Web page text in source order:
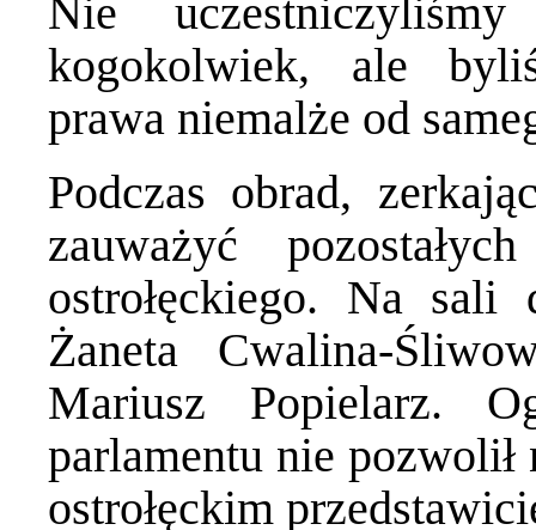
Nie
kogokolwiek, ale
prawa niemalże od
Podczas obrad,
zauważyć
ostrołęckiego. Na sali
Żaneta Cwalina-
Mariusz Popielarz.
parlamentu nie
ostrołęckim